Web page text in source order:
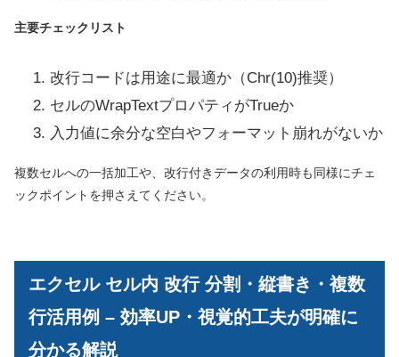
主要チェックリスト
改行コードは用途に最適か（Chr(10)推奨）
セルのWrapTextプロパティがTrueか
入力値に余分な空白やフォーマット崩れがないか
複数セルへの一括加工や、改行付きデータの利用時も同様にチェ
ックポイントを押さえてください。
エクセル セル内 改行 分割・縦書き・複数
行活用例 – 効率UP・視覚的工夫が明確に
分かる解説